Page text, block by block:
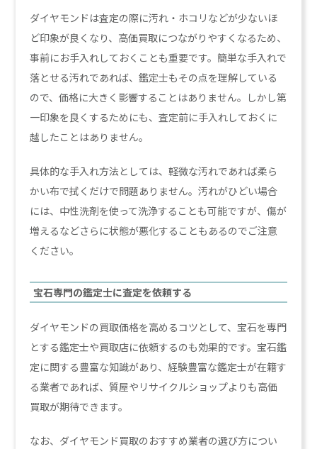
ダイヤモンドは査定の際に汚れ・ホコリなどが少ないほ
ど印象が良くなり、高価買取につながりやすくなるため、
事前にお手入れしておくことも重要です。簡単な手入れで
落とせる汚れであれば、鑑定士もその点を理解している
ので、価格に大きく影響することはありません。しかし第
一印象を良くするためにも、査定前に手入れしておくに
越したことはありません。
具体的な手入れ方法としては、軽微な汚れであれば柔ら
かい布で拭くだけで問題ありません。汚れがひどい場合
には、中性洗剤を使って洗浄することも可能ですが、傷が
増えるなどさらに状態が悪化することもあるのでご注意
ください。
宝石専門の鑑定士に査定を依頼する
ダイヤモンドの買取価格を高めるコツとして、宝石を専門
とする鑑定士や買取店に依頼するのも効果的です。宝石鑑
定に関する豊富な知識があり、経験豊富な鑑定士が在籍す
る業者であれば、質屋やリサイクルショップよりも高価
買取が期待できます。
なお、ダイヤモンド買取のおすすめ業者の選び方につい